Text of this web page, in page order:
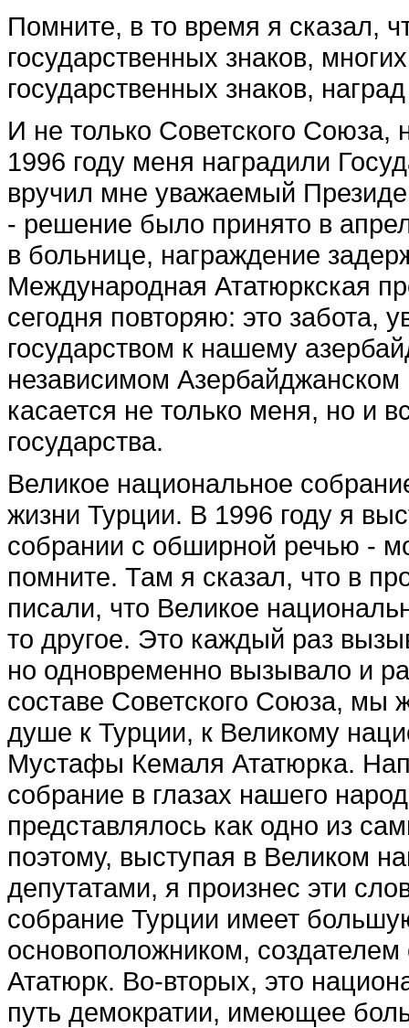
Помните, в то время я сказал,
государственных знаков,
государственных знаков,
И не только Советского Союза,
1996 году меня наградили
вручил мне уважаемый
- решение было принято в
в больнице, награждение
Международная Ататюркская
сегодня повторяю: это забота,
государством к нашему
независимом Азербайджанском
касается не только меня, но и
государства.
Великое национальное
жизни Турции. В 1996 году я
собрании с обширной речью -
помните. Там я сказал, что в
писали, что Великое
то другое. Это каждый раз
но одновременно вызывало и
составе Советского Союза, мы
душе к Турции, к Великому
Мустафы Кемаля Ататюрка.
собрание в глазах нашего
представлялось как одно из
поэтому, выступая в Великом
депутатами, я произнес эти
собрание Турции имеет
основоположником,
Ататюрк. Во-вторых, это
путь демократии, имеющее